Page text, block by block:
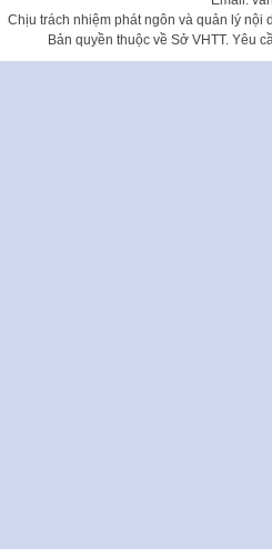
Chịu trách nhiệm phát ngôn và quản lý nội
Bản quyền thuộc về Sở VHTT. Yêu